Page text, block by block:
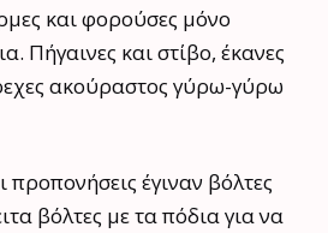
και φορούσες μόνο
Πήγαινες και στίβο, έκανες
ακούραστος γύρω-γύρω
έγιναν βόλτες
βόλτες με τα πόδια για να